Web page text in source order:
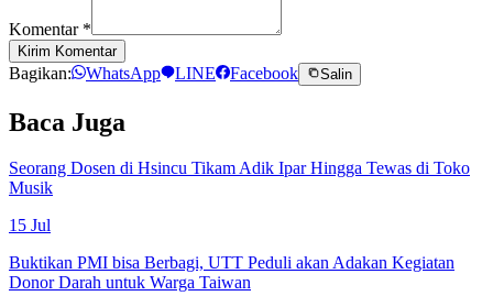
Komentar *
Kirim Komentar
Bagikan: WhatsApp LINE Facebook Salin
Baca Juga
Seorang Dosen di Hsincu Tikam Adik Ipar Hingga Tewas di Toko
Musik
15 Jul
Buktikan PMI bisa Berbagi, UTT Peduli akan Adakan Kegiatan
Donor Darah untuk Warga Taiwan